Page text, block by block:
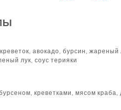
авокадо, бурсин, жареный
лук, соус терияки
креветками, мясом